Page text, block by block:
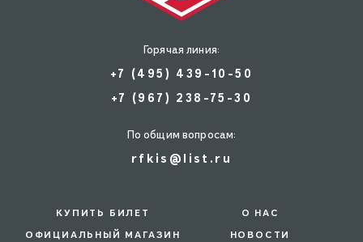
Горячая линия:
+7 (495) 439-10-50
+7 (967) 238-75-30
По общим вопросам:
rfkis@list.ru
КУПИТЬ БИЛЕТ
ОФИЦИАЛЬНЫЙ МАГАЗИН
О НАС
НОВОСТИ